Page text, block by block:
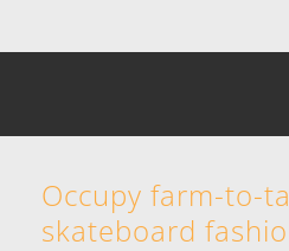
Occupy farm-to-
skateboard